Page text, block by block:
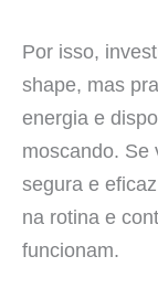
Por isso,
shape, mas
energia e
moscando. Se
segura e
na rotina e
funcionam.